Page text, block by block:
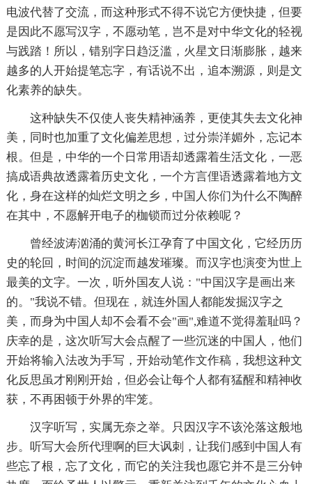
电波代替了交流，而这种形式不得不说它方便快捷，但要
是因此不愿写汉字，不愿动笔，岂不是对中华文化的轻视
与践踏！所以，错别字日趋泛滥，火星文日渐膨胀，越来
越多的人开始提笔忘字，有话说不出，追本溯源，则是文
化素养的缺失。
这种缺失不仅使人丧失精神涵养，更使其失去文化神
美，同时也加重了文化偏差思想，过分崇洋媚外，忘记本
根。但是，中华的一个日常用语却透露着生活文化，一恶
搞成语典故透露着历史文化，一个方言俚语透露着地方文
化，身在这样的灿烂文明之乡，中国人你们为什么不陶醉
在其中，不愿解开电子的枷锁而过分依赖呢？
曾经波涛汹涌的黄河长江孕育了中国文化，它经历历
史的轮回，时间的沉淀而越发璀璨。而汉字也演变为世上
最美的文字。一次，听外国友人说："中国汉字是画出来
的。"我说不错。但现在，就连外国人都能发掘汉字之
美，而身为中国人却不会看不会"画",难道不觉得羞耻吗？
庆幸的是，这次听写大会点醒了一些沉迷的中国人，他们
开始将输入法改为手写，开始动笔作文作稿，我想这种文
化反思虽才刚刚开始，但必会让每个人都有猛醒和精神收
获，不再困顿于外界的牢笼。
汉字听写，实属无奈之举。只因汉字不该沦落这般地
步。听写大会所代理啊的巨大讽刺，让我们感到中国人有
些忘了根，忘了文化，而它的关注我也愿它并不是三分钟